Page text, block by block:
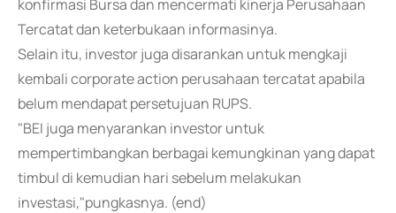
konfirmasi Bursa dan mencermati kinerja Perusahaan
Tercatat dan keterbukaan informasinya.
Selain itu, investor juga disarankan untuk mengkaji
kembali corporate action perusahaan tercatat apabila
belum mendapat persetujuan RUPS.
"BEI juga menyarankan investor untuk
mempertimbangkan berbagai kemungkinan yang dapat
timbul di kemudian hari sebelum melakukan
investasi,"pungkasnya. (end)